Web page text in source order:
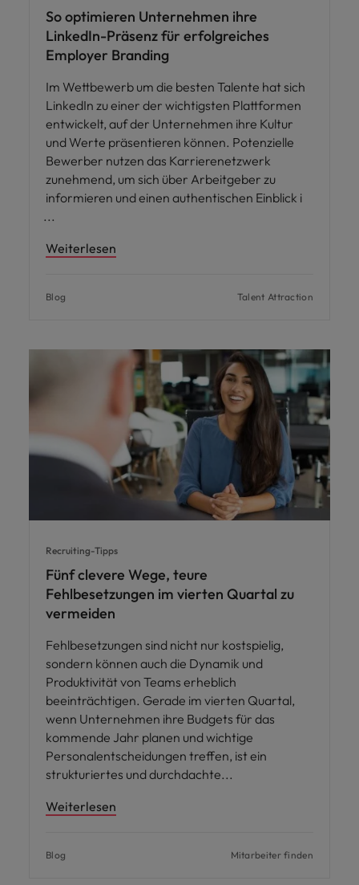
So optimieren Unternehmen ihre
LinkedIn-Präsenz für erfolgreiches
Employer Branding
Im Wettbewerb um die besten Talente hat sich
LinkedIn zu einer der wichtigsten Plattformen
entwickelt, auf der Unternehmen ihre Kultur
und Werte präsentieren können. Potenzielle
Bewerber nutzen das Karrierenetzwerk
zunehmend, um sich über Arbeitgeber zu
informieren und einen authentischen Einblick i
Weiterlesen
Blog Talent Attraction
Recruiting-Tipps
Fünf clevere Wege, teure
Fehlbesetzungen im vierten Quartal zu
vermeiden
Fehlbesetzungen sind nicht nur kostspielig,
sondern können auch die Dynamik und
Produktivität von Teams erheblich
beeinträchtigen. Gerade im vierten Quartal,
wenn Unternehmen ihre Budgets für das
kommende Jahr planen und wichtige
Personalentscheidungen treffen, ist ein
strukturiertes und durchdachte
Weiterlesen
Blog Mitarbeiter finden